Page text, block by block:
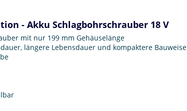
- Akku Schlagbohrschrauber 18 V
mit nur 199 mm Gehäuselänge
längere Lebensdauer und kompaktere Bauweise